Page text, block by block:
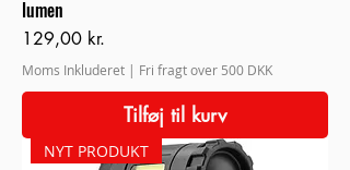
lumen
Pris
129,00 kr.
Moms Inkluderet | Fri fragt over 500 DKK
Tilføj til kurv
NYT PRODUKT